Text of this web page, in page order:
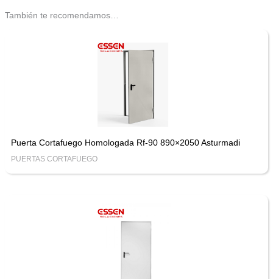
También te recomendamos…
Puerta Cortafuego Homologada Rf-90 890×2050 Asturmadi
PUERTAS CORTAFUEGO